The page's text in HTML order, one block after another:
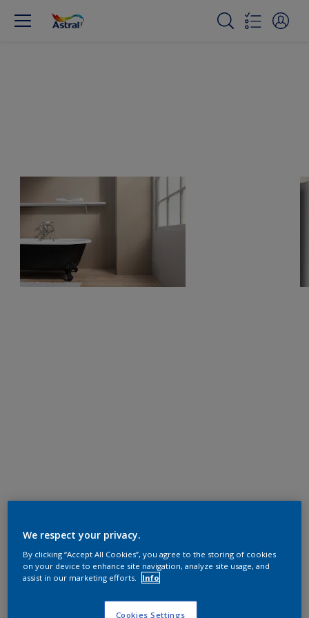
We respect your privacy.
By clicking “Accept All Cookies”, you agree to the storing of cookies
on your device to enhance site navigation, analyze site usage, and
assist in our marketing efforts.
Info
Cookies Settings